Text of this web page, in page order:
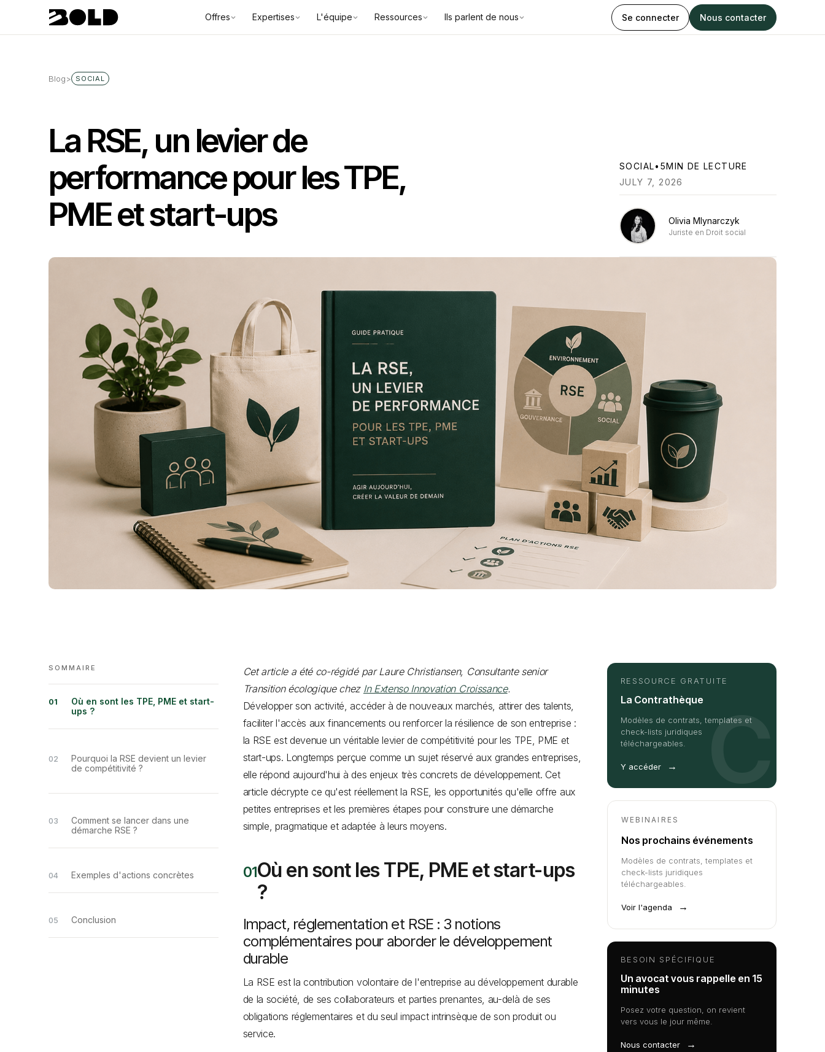
Offres Expertises L'équipe Ressources Ils parlent de nous Se connecter Nous contacter
Blog> SOCIAL
La RSE, un levier de
performance pour les TPE,
PME et start-ups
SOCIAL• 5MIN DE LECTURE
JULY 7, 2026
Olivia Mlynarczyk
Juriste en Droit social
SOMMAIRE
Où en sont les TPE, PME et start-
ups ?
Pourquoi la RSE devient un levier
de compétitivité ?
Comment se lancer dans une
démarche RSE ?
Exemples d'actions concrètes
Conclusion
Cet article a été co-régidé par Laure Christiansen, Consultante senior
Transition écologique chez In Extenso Innovation Croissance.
Développer son activité, accéder à de nouveaux marchés, attirer des talents,
faciliter l'accès aux financements ou renforcer la résilience de son entreprise :
la RSE est devenue un véritable levier de compétitivité pour les TPE, PME et
start-ups. Longtemps perçue comme un sujet réservé aux grandes entreprises,
elle répond aujourd'hui à des enjeux très concrets de développement. Cet
article décrypte ce qu'est réellement la RSE, les opportunités qu'elle offre aux
petites entreprises et les premières étapes pour construire une démarche
simple, pragmatique et adaptée à leurs moyens.
Où en sont les TPE, PME et start-ups
?
Impact, réglementation et RSE : 3 notions
complémentaires pour aborder le développement
durable
La RSE est la contribution volontaire de l'entreprise au développement durable
de la société, de ses collaborateurs et parties prenantes, au-delà de ses
obligations réglementaires et du seul impact intrinsèque de son produit ou
service.
RESSOURCE GRATUITE
La Contrathèque
Modèles de contrats, templates et
check-lists juridiques
téléchargeables.
Y accéder → C
WEBINAIRES
Nos prochains événements
Modèles de contrats, templates et
check-lists juridiques
téléchargeables.
Voir l'agenda →
BESOIN SPÉCIFIQUE
Un avocat vous rappelle en 15
minutes
Posez votre question, on revient
vers vous le jour même.
Nous contacter →